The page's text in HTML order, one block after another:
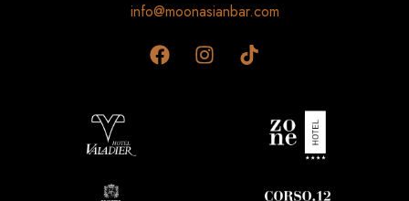
info@moonasianbar.com